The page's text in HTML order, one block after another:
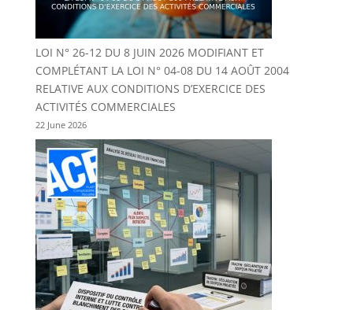
LOI N° 26-12 DU 8 JUIN 2026 MODIFIANT ET
COMPLÉTANT LA LOI N° 04-08 DU 14 AOÛT 2004
RELATIVE AUX CONDITIONS D’EXERCICE DES
ACTIVITÉS COMMERCIALES
22 June 2026